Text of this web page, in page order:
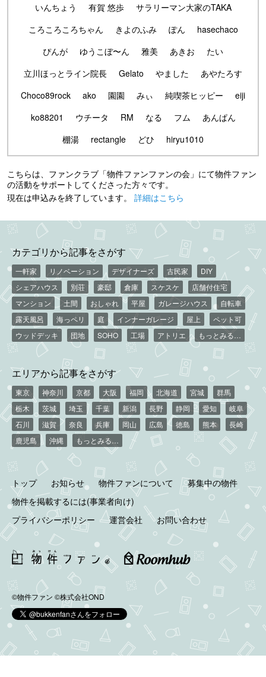
いんちょう
有賀 悠歩
サラリーマン大家のTAKA
ころころころちゃん
きよのふみ ぽん
hasechaco
ぴんが
ゆうこぼ〜ん 雅美 あきお
たい
立川ほっとライン院長
Gelato やました
あやたろす
Choco89rock
ako 園園 みぃ 純喫茶ヒッピー
eiji
ko88201
ウチータ RM なる フム
あんぱん
棚湯
rectangle どひ hiryu1010
こちらは、ファンクラブ「物件ファンファンの会」にて物件ファン
の活動をサポートしてくださった方々です。
現在は申込みを終了しています。 詳細はこちら
カテゴリから記事をさがす
一軒家 リノベーション デザイナーズ 古民家
DIY
シェアハウス
別荘 豪邸 倉庫 スケスケ
店舗付住宅
マンション
土間 おしゃれ 平屋 ガレージハウス
自転車
露天風呂
海っペリ 庭 インナーガレージ 屋上
ペット可
ウッドデッキ
団地 SOHO 工場 アトリエ もっとみる…
エリアから記事をさがす
東京 神奈川 京都 大阪 福岡 北海道 宮城
群馬
栃木
茨城 埼玉 千葉 新潟 長野 静岡 愛知
岐阜
石川
滋賀 奈良 兵庫 岡山 広島 徳島 熊本
長崎
鹿児島
沖縄 もっとみる…
トップ お知らせ 物件ファンについて
募集中の物件
物件を掲載するには(事業者向け)
プライバシーポリシー
運営会社 お問い合わせ
©物件ファン ©株式会社OND